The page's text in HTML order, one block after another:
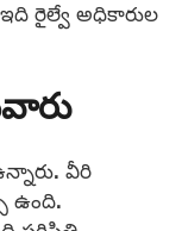
రైల్వే అధికారుల
వీరి
ఉంది.